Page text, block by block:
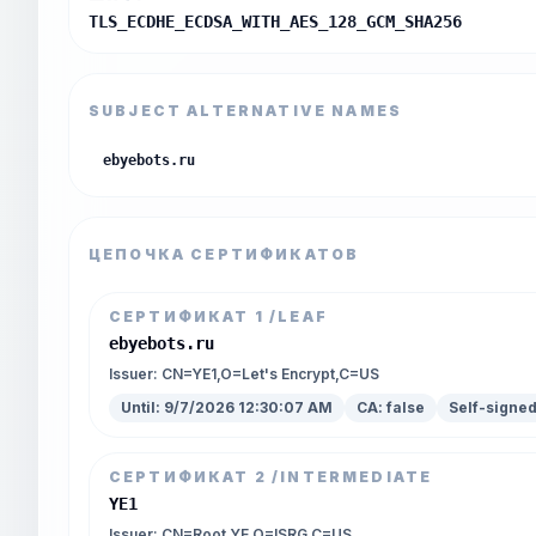
TLS_ECDHE_ECDSA_WITH_AES_128_GCM_SHA256
SUBJECT ALTERNATIVE NAMES
ebyebots.ru
ЦЕПОЧКА СЕРТИФИКАТОВ
СЕРТИФИКАТ 1 /LEAF
ebyebots.ru
Issuer: CN=YE1,O=Let's Encrypt,C=US
Until: 9/7/2026 12:30:07 AM CA:false Self-
СЕРТИФИКАТ 2 /INTERMEDIATE
YE1